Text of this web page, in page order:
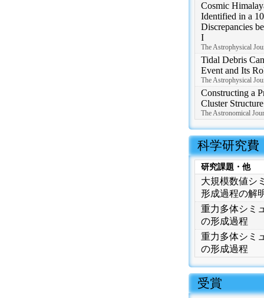
Cosmic
Identified in a
Discrepancies
I
The Astrophysical
Tidal Debris
Event and Its
The Astrophysical
Constructing a
Cluster Structure
The Astronomical
科学研究費
研究課題・他
大規模数値シ
形成過程の解
重力多体シミ
の形成過程
重力多体シミ
の形成過程
受賞